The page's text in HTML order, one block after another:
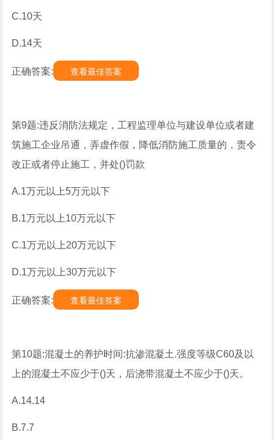
C.10天
D.14天
正确答案: 查看最佳答案
第9题:违反消防法规定，工程监理单位与建设单位或者建
筑施工企业吊通，弄虚作假，降低消防施工质量的，责令
改正或者停止施工，并处()罚款
A.1万元以上5万元以下
B.1万元以上10万元以下
C.1万元以上20万元以下
D.1万元以上30万元以下
正确答案: 查看最佳答案
第10题:混凝土的养护时间:抗渗混凝土.强度等级C60及以
上的混凝土不应少于()天，后浇带混凝土不应少于()天。
A.14.14
B.7.7